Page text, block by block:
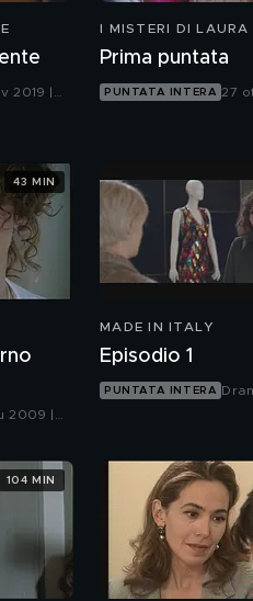
2019 |
I MISTERI DI LAURA
Prima puntata
PUNTATA INTERA 27
2009 |
43 MIN
MADE IN ITALY
Episodio 1
PUNTATA INTERA
104 MIN